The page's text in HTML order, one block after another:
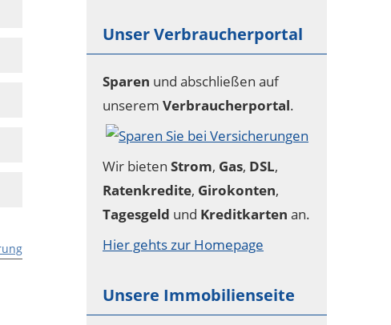
Unser Verbraucherportal
Sparen und abschließen auf
unserem Verbraucherportal.
Wir bieten Strom, Gas, DSL,
Ratenkredite, Girokonten,
Tagesgeld und Kreditkarten an.
Hier gehts zur Homepage
Unsere Immobilienseite